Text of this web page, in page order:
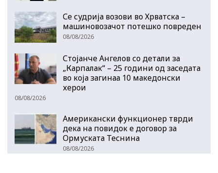
Се судрија возови во Хрватска –
машиновозачот потешко повреден
08/08/2026
Стојанче Ангелов со детали за
„Карпалак“ – 25 години од заседата
во која загинаа 10 македонски
херои
08/08/2026
Американски функционер тврди
дека на повидок е договор за
Ормуската Теснина
08/08/2026